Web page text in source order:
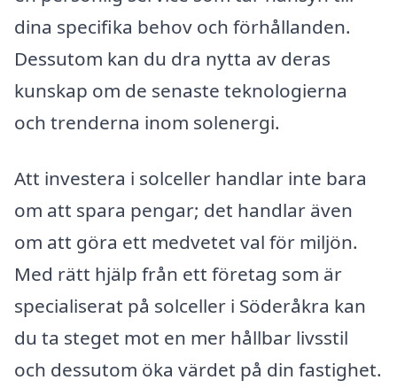
dina specifika behov och förhållanden.
Dessutom kan du dra nytta av deras
kunskap om de senaste teknologierna
och trenderna inom solenergi.
Att investera i solceller handlar inte bara
om att spara pengar; det handlar även
om att göra ett medvetet val för miljön.
Med rätt hjälp från ett företag som är
specialiserat på solceller i Söderåkra kan
du ta steget mot en mer hållbar livsstil
och dessutom öka värdet på din fastighet.